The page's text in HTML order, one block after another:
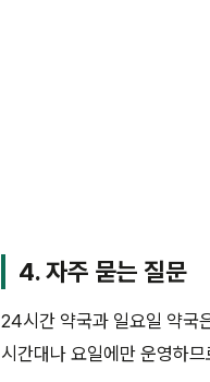
4. 자주 묻는 질문
24시간 약국과 일요일 약국
시간대나 요일에만 운영하